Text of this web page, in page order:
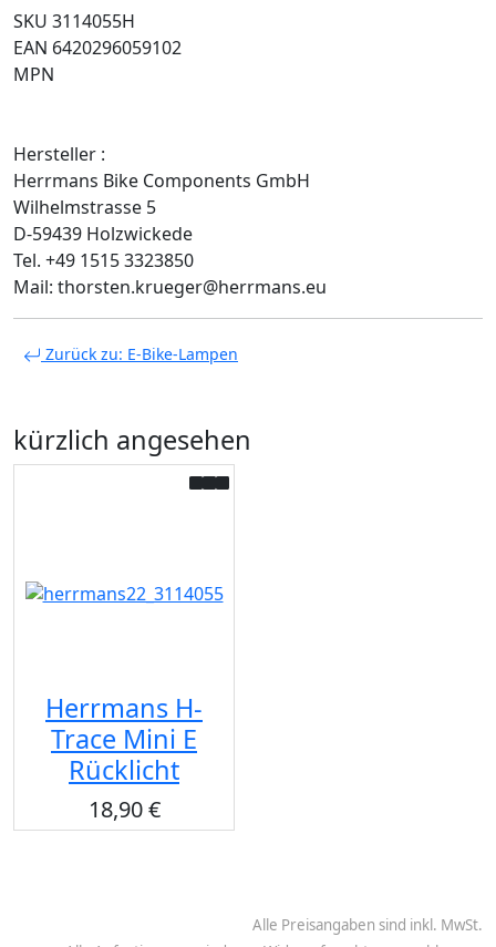
SKU 3114055H
EAN 6420296059102
MPN
Hersteller :
Herrmans Bike Components GmbH
Wilhelmstrasse 5
D-59439 Holzwickede
Tel. +49 1515 3323850
Mail: thorsten.krueger@herrmans.eu
Zurück zu: E-Bike-Lampen
kürzlich angesehen
Herrmans H-
Trace Mini E
Rücklicht
18,90 €
Alle Preisangaben sind inkl. MwSt.